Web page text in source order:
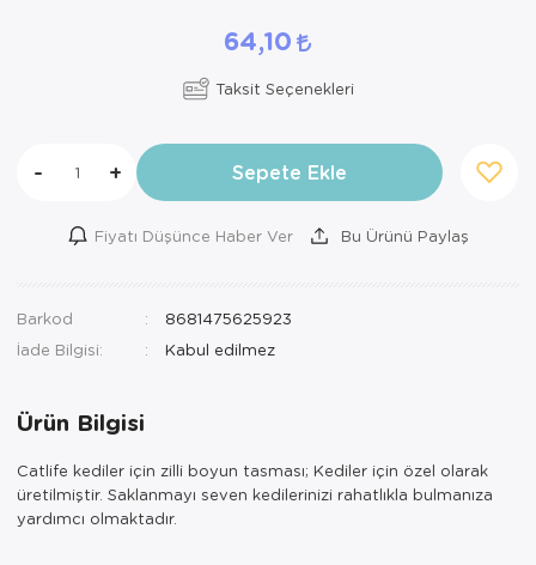
64,10
Taksit Seçenekleri
- + Sepete Ekle
Fiyatı Düşünce Haber Ver Bu Ürünü Paylaş
Barkod
8681475625923
İade Bilgisi:
Ürün Bilgisi
Catlife kediler için zilli boyun tasması; Kediler için özel olarak
üretilmiştir. Saklanmayı seven kedilerinizi rahatlıkla bulmanıza
yardımcı olmaktadır.